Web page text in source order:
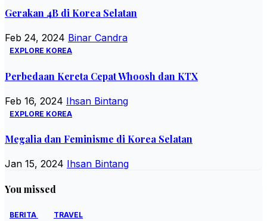
Gerakan 4B di Korea Selatan
Feb 24, 2024 Binar Candra
EXPLORE KOREA
Perbedaan Kereta Cepat Whoosh dan KTX
Feb 16, 2024 Ihsan Bintang
EXPLORE KOREA
Megalia dan Feminisme di Korea Selatan
Jan 15, 2024 Ihsan Bintang
You missed
BERITA TRAVEL